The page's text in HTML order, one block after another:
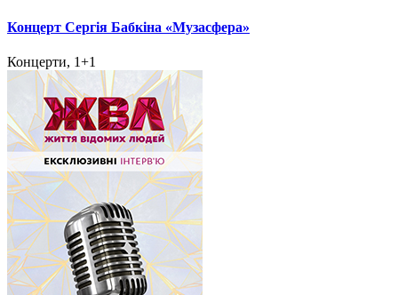
Концерт Сергія Бабкіна «Музасфера»
Концерти, 1+1